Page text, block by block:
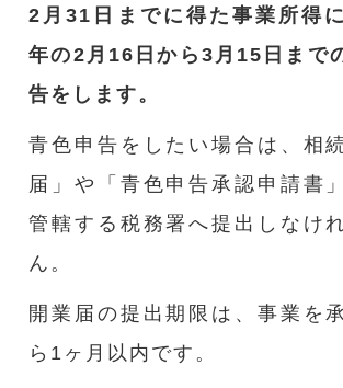
2月31日までに得た事業所得
年の2月16日から3月15日まで
告をします。
青色申告をしたい場合は、相
届」や「青色申告承認申請書
管轄する税務署へ提出しなけ
ん。
開業届の提出期限は、事業を
ら1ヶ月以内です。